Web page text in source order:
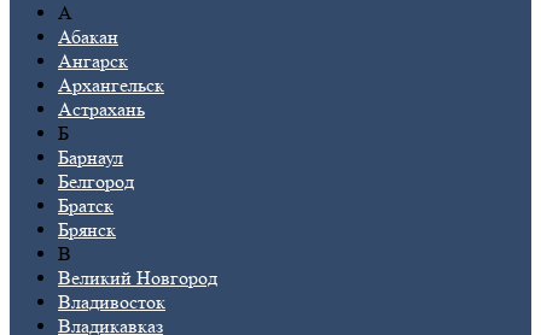
А
Абакан
Ангарск
Архангельск
Астрахань
Б
Барнаул
Белгород
Братск
Брянск
В
Великий Новгород
Владивосток
Владикавказ